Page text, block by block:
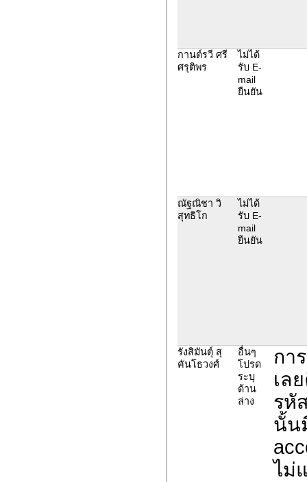
กานต์รวี ศรี
ศรุติพร
ไม่ได้
รับ E-
mail
ยืนยัน
ณัฐณิชา วิ
สุทธิโก
ไม่ได้
รับ E-
mail
ยืนยัน
รังสิมันตุ์ สุ
คันโธวงศ์
อื่นๆ
โปรด
ระบุ
ด้าน
ล่าง
กา
เล
รหั
นั้น
ไม่